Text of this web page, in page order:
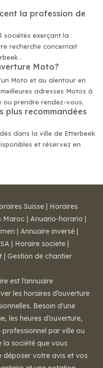
la profession de
sociétés exerçant la
recherche concernait
.
Moto?
Moto et au alentour en
adresses Motos à
ou prendre rendez-vous.
plus recommandées
dans la ville de Etterbeek
et réservez en
Suisse | Horaires
Maroc | Anuario-horario |
| Annuaire inversé |
| Horaire societe |
| Gestion de chantier
est l’annuaire
les horaires d’ouverture
Besoin d'une
les heures d’ouverture,
professionnel par ville ou
la société que vous
déposer votre avis et vos